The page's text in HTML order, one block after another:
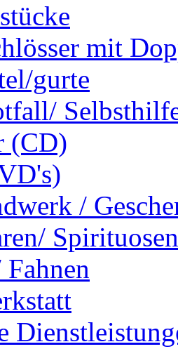
mit
gurte
(CD)
/
Spirituosen